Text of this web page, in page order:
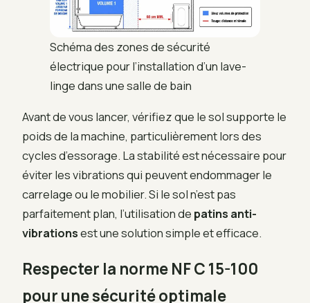
Schéma des zones de sécurité
électrique pour l’installation d’un lave-
linge dans une salle de bain
Avant de vous lancer, vérifiez que le sol supporte le
poids de la machine, particulièrement lors des
cycles d’essorage. La stabilité est nécessaire pour
éviter les vibrations qui peuvent endommager le
carrelage ou le mobilier. Si le sol n’est pas
parfaitement plan, l’utilisation de patins anti-
vibrationsest une solution simple et efficace.
Respecter la norme NF C 15-100
pour une sécurité optimale